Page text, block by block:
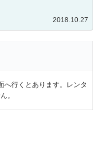
2018.10.27
へ行くとあります。レンタ
。